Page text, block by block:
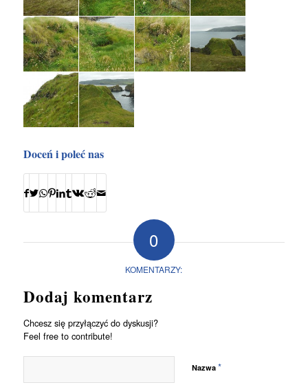
Doceń i poleć nas
0
KOMENTARZY:
Dodaj komentarz
Chcesz się przyłączyć do dyskusji?
Feel free to contribute!
Nazwa *